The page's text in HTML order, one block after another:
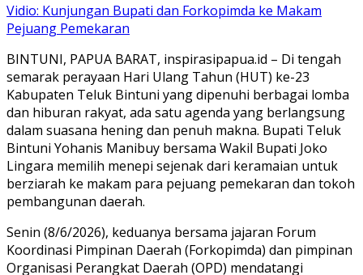
Vidio: Kunjungan Bupati dan Forkopimda ke Makam
Pejuang Pemekaran
BINTUNI, PAPUA BARAT, inspirasipapua.id – Di tengah
semarak perayaan Hari Ulang Tahun (HUT) ke-23
Kabupaten Teluk Bintuni yang dipenuhi berbagai lomba
dan hiburan rakyat, ada satu agenda yang berlangsung
dalam suasana hening dan penuh makna. Bupati Teluk
Bintuni Yohanis Manibuy bersama Wakil Bupati Joko
Lingara memilih menepi sejenak dari keramaian untuk
berziarah ke makam para pejuang pemekaran dan tokoh
pembangunan daerah.
Senin (8/6/2026), keduanya bersama jajaran Forum
Koordinasi Pimpinan Daerah (Forkopimda) dan pimpinan
Organisasi Perangkat Daerah (OPD) mendatangi